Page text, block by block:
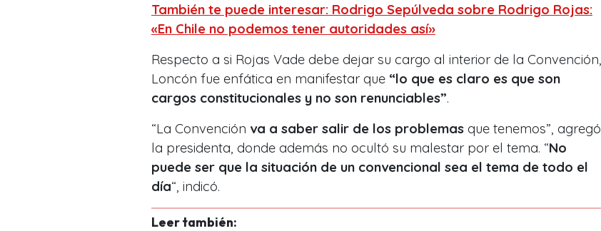
También te puede interesar: Rodrigo Sepúlveda sobre Rodrigo Rojas:
«En Chile no podemos tener autoridades así»
Respecto a si Rojas Vade debe dejar su cargo al interior de la Convención,
Loncón fue enfática en manifestar que “lo que es claro es que son
cargos constitucionales y no son renunciables”.
“La Convención va a saber salir de los problemas que tenemos”, agregó
la presidenta, donde además no ocultó su malestar por el tema. “No
puede ser que la situación de un convencional sea el tema de todo el
día“, indicó.
Leer también: